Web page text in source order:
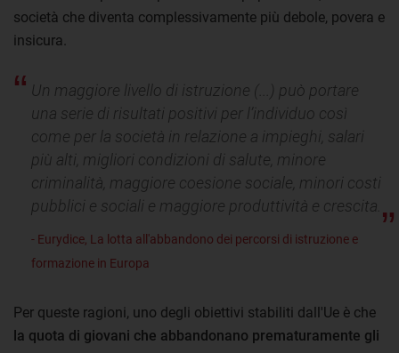
società che diventa complessivamente più debole, povera e
insicura.
Un maggiore livello di istruzione (...) può portare
una serie di risultati positivi per l’individuo così
come per la società in relazione a impieghi, salari
più alti, migliori condizioni di salute, minore
criminalità, maggiore coesione sociale, minori costi
pubblici e sociali e maggiore produttività e crescita.
- Eurydice, La lotta all'abbandono dei percorsi di istruzione e
formazione in Europa
Per queste ragioni, uno degli obiettivi stabiliti dall'Ue è che
la quota di giovani che abbandonano prematuramente gli